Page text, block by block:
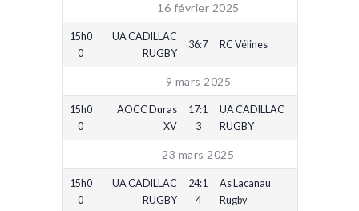
16 février 2025
15h0
0
UA CADILLAC
RUGBY
36:7 RC Vélines
9 mars 2025
15h0
0
AOCC Duras
XV
17:1
3
UA CADILLAC
RUGBY
23 mars 2025
15h0
0
UA CADILLAC
RUGBY
24:1
4
As Lacanau
Rugby